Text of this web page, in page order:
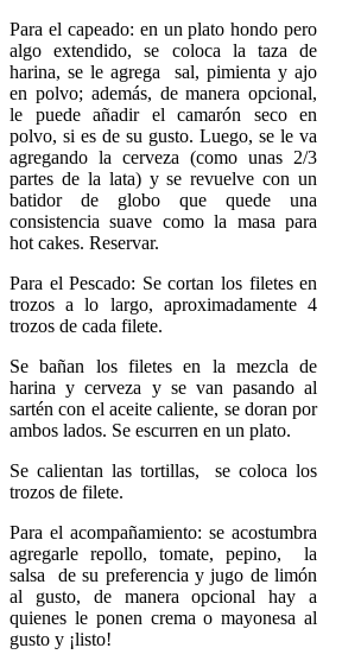
Para el capeado: en un plato hondo pero
algo extendido, se coloca la taza de
harina, se le agrega sal, pimienta y ajo
en polvo; además, de manera opcional,
le puede añadir el camarón seco en
polvo, si es de su gusto. Luego, se le va
agregando la cerveza (como unas 2/3
partes de la lata) y se revuelve con un
batidor de globo que quede una
consistencia suave como la masa para
hot cakes. Reservar.
Para el Pescado: Se cortan los filetes en
trozos a lo largo, aproximadamente 4
trozos de cada filete.
Se bañan los filetes en la mezcla de
harina y cerveza y se van pasando al
sartén con el aceite caliente, se doran por
ambos lados. Se escurren en un plato.
Se calientan las tortillas, se coloca los
trozos de filete.
Para el acompañamiento: se acostumbra
agregarle repollo, tomate, pepino, la
salsa de su preferencia y jugo de limón
al gusto, de manera opcional hay a
quienes le ponen crema o mayonesa al
gusto y ¡listo!